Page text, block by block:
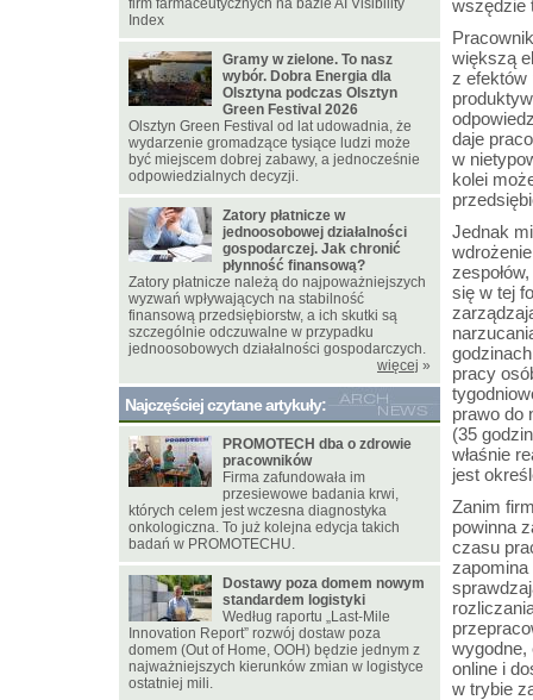
wszędzie
większą
z efektów
daje
w
kolei
Jednak
się w tej
pracy
prawo do
(35
właśnie
jest
Zanim
powinna
czasu
wygodne,
online i
w trybie
firm farmaceutycznych na bazie AI Visibility
Index
Gramy w zielone. To nasz
wybór. Dobra Energia dla
Olsztyna podczas Olsztyn
Green Festival 2026
Olsztyn Green Festival od lat udowadnia, że
wydarzenie gromadzące tysiące ludzi może
być miejscem dobrej zabawy, a jednocześnie
odpowiedzialnych decyzji.
Zatory płatnicze w
jednoosobowej działalności
gospodarczej. Jak chronić
płynność finansową?
Zatory płatnicze należą do najpoważniejszych
wyzwań wpływających na stabilność
finansową przedsiębiorstw, a ich skutki są
szczególnie odczuwalne w przypadku
jednoosobowych działalności gospodarczych.
więcej »
Najczęściej czytane artykuły:
PROMOTECH dba o zdrowie
pracowników
Firma zafundowała im
przesiewowe badania krwi,
których celem jest wczesna diagnostyka
onkologiczna. To już kolejna edycja takich
badań w PROMOTECHU.
Dostawy poza domem nowym
standardem logistyki
Według raportu „Last-Mile
Innovation Report” rozwój dostaw poza
domem (Out of Home, OOH) będzie jednym z
najważniejszych kierunków zmian w logistyce
ostatniej mili.